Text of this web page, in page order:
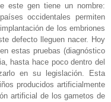
este gen tiene un nombre:
occidentales permiten
de los embriones
defecto lleguen nacer. Hoy
estas pruebas (diagnóstico
hasta hace poco dentro del
en su legislación. Esta
producidos artificialmente
artificial de los gametos de